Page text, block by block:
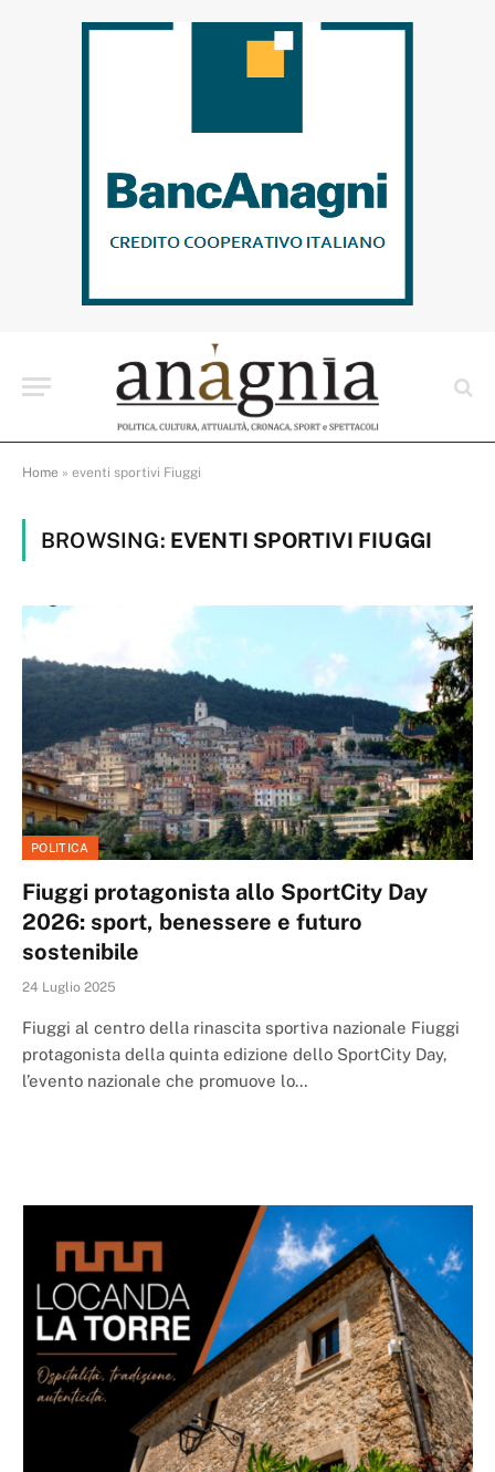
Home » eventi sportivi Fiuggi
BROWSING: EVENTI SPORTIVI FIUGGI
POLITICA
Fiuggi protagonista allo SportCity Day
2026: sport, benessere e futuro
sostenibile
24 Luglio 2025
Fiuggi al centro della rinascita sportiva nazionale Fiuggi
protagonista della quinta edizione dello SportCity Day,
l’evento nazionale che promuove lo…